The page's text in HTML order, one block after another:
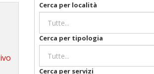
Cerca per località
Cerca per tipologia
Cerca per servizi